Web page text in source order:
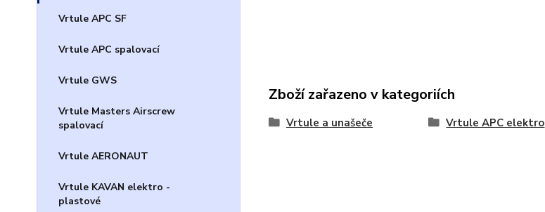
Vrtule APC SF
Vrtule APC spalovací
Vrtule GWS
Vrtule Masters Airscrew
spalovací
Vrtule AERONAUT
Vrtule KAVAN elektro -
plastové
Zboží zařazeno v kategoriích
Vrtule a unašeče Vrtule APC elektro